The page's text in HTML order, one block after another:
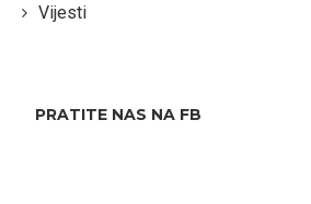
Vijesti
PRATITE NAS NA FB